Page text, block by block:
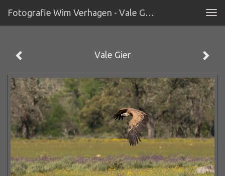
Fotografie Wim Verhagen - Vale Gier
Vale Gier